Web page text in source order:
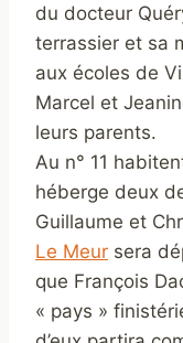
du docteur
terrassier et sa
aux écoles de
Marcel et
leurs parents.
Au n° 11
héberge deux
Guillaume et
Le Meur sera
que François
« pays »